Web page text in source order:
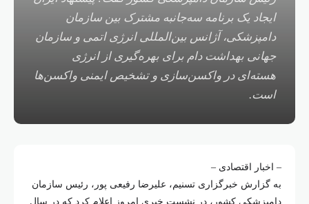
ایجاد یک برنامه سه‌جانبه مشترک بین سازمان
دامپزشکی، آژانس بین‌المللی انرژی اتمی و سازمان
جهانی بهداشت دام برای بهره‌گیری از انرژی
هسته‌ای در واکسن‌سازی و تشخیص ایمنی واکسن‌ها
است.
– اخبار اقتصادی –
به گزارش خبرگزاری تسنیم، علیرضا رفیعی پور، رئیس سازمان
دامپزشکی کشور، در نشست خبری امروز اعلام کرد که در سال